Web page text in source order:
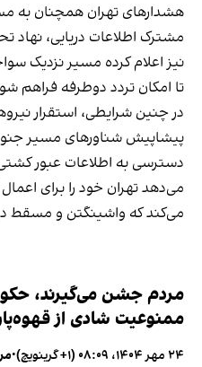
هشدارهای تهران همچنان به
مشترک اطلاعات دریایی، نهاد
نیز اعلام کرده مسیر نزدیک
تا امکان تردد دوطرفه فراهم
در چنین شرایطی، استقرار
پیشاپیش شناورهای مسیر
دسترسی به اطلاعات عبور
می‌دهد تهران خود را برای
می‌کند که واشینگتن و
مردم جشن می‌گیرند،
ممنوعیت شادی از
۲۴ مهر ۱۴۰۴، ۰۸:۰۹ (‎+۱ گرینویچ) •